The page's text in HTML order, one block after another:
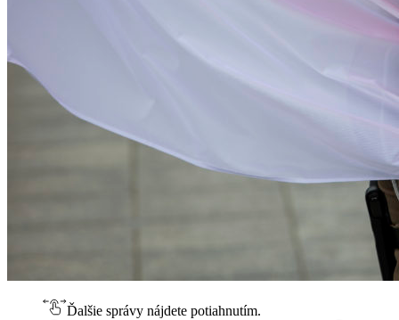
Ďalšie správy nájdete potiahnutím.